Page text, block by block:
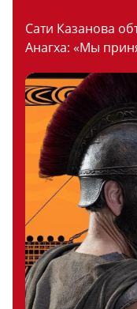
Сати Казанова
Анагха: «Мы